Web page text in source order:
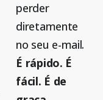
perder
diretamente
no seu e-mail.
É rápido. É
fácil. É de